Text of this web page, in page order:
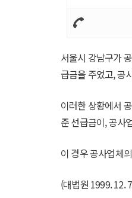
서울시 강남구가
급금을 주었고, 공
이러한 상황에서
준 선급금이, 공사
이 경우 공사업체
(대법원 1999. 12.